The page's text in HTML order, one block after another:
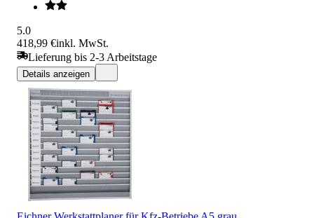
5.0
418,99 €inkl. MwSt.
Lieferung bis 2-3 Arbeitstage
Details anzeigen